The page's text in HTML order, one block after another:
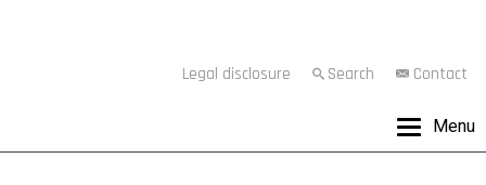
Legal disclosure Search Contact
Menu